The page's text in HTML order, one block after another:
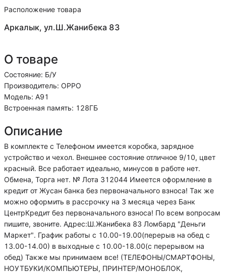
Расположение товара
Аркалык, ул.Ш.Жанибека 83
О товаре
Состояние: Б/У
Производитель: OPPO
Модель: А91
Встроенная память: 128ГБ
Описание
В комплекте с Телефоном имеется коробка, зарядное
устройство и чехол. Внешнее состояние отличное 9/10, цвет
красный. Все работает идеально, минусов в работе нет.
Обмена, Торга нет. № Лота 312044 Имеется оформление в
кредит от Жусан банка без первоначального взноса! Так же
можно оформить в рассрочку на 3 месяца через Банк
ЦентрКредит без первоначального взноса! По всем вопросам
пишите, звоните. Адрес:Ш.Жанибека 83 Ломбард "Деньги
Маркет". График работы с 10.00-19.00(перерыв на обед с
13.00-14.00) в выходные с 10.00-18.00(с перерывом на
обед) Также мы принимаем все! (ТЕЛЕФОНЫ/СМАРТФОНЫ,
НОУТБУКИ/КОМПЬЮТЕРЫ, ПРИНТЕР/МОНОБЛОК,